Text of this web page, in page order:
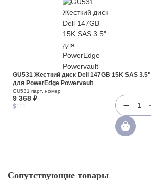
GU531 Жесткий диск Dell 147GB 15K SAS 3.5"
для PowerEdge Powervault
GU531 парт. номер
9 368 ₽
$111 1
Сопутствующие товары